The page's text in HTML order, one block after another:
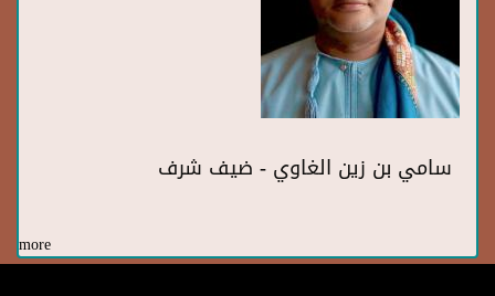
سامي بن زين الغاوي - ضيف شرف
more